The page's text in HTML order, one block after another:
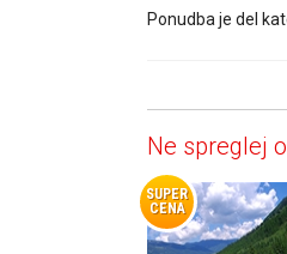
Ponudba je del
Ne spreglej
SUPER
CENA